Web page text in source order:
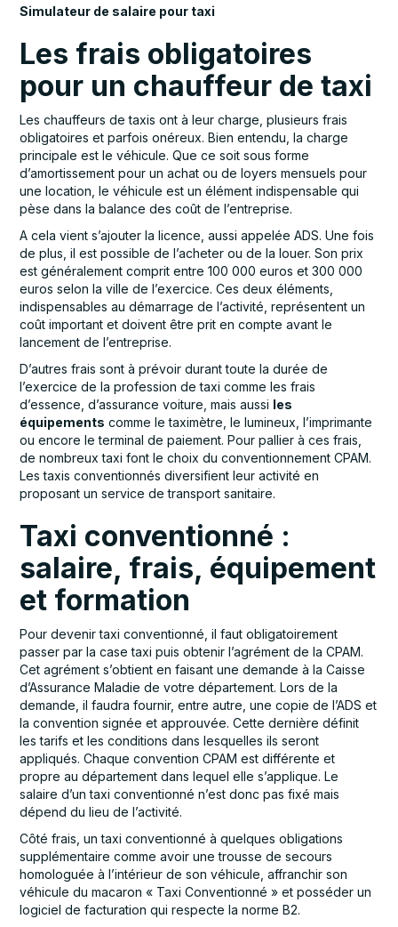
Simulateur de salaire pour taxi
Les frais obligatoires
pour un chauffeur de taxi
Les chauffeurs de taxis ont à leur charge, plusieurs frais
obligatoires et parfois onéreux. Bien entendu, la charge
principale est le véhicule. Que ce soit sous forme
d’amortissement pour un achat ou de loyers mensuels pour
une location, le véhicule est un élément indispensable qui
pèse dans la balance des coût de l’entreprise.
A cela vient s’ajouter la licence, aussi appelée ADS. Une fois
de plus, il est possible de l’acheter ou de la louer. Son prix
est généralement comprit entre 100 000 euros et 300 000
euros selon la ville de l’exercice. Ces deux éléments,
indispensables au démarrage de l’activité, représentent un
coût important et doivent être prit en compte avant le
lancement de l’entreprise.
D’autres frais sont à prévoir durant toute la durée de
l’exercice de la profession de taxi comme les frais
d’essence, d’assurance voiture, mais aussi les
équipements comme le taximètre, le lumineux, l’imprimante
ou encore le terminal de paiement. Pour pallier à ces frais,
de nombreux taxi font le choix du conventionnement CPAM.
Les taxis conventionnés diversifient leur activité en
proposant un service de transport sanitaire.
Taxi conventionné :
salaire, frais, équipement
et formation
Pour devenir taxi conventionné, il faut obligatoirement
passer par la case taxi puis obtenir l’agrément de la CPAM.
Cet agrément s’obtient en faisant une demande à la Caisse
d’Assurance Maladie de votre département. Lors de la
demande, il faudra fournir, entre autre, une copie de l’ADS et
la convention signée et approuvée. Cette dernière définit
les tarifs et les conditions dans lesquelles ils seront
appliqués. Chaque convention CPAM est différente et
propre au département dans lequel elle s’applique. Le
salaire d’un taxi conventionné n’est donc pas fixé mais
dépend du lieu de l’activité.
Côté frais, un taxi conventionné à quelques obligations
supplémentaire comme avoir une trousse de secours
homologuée à l’intérieur de son véhicule, affranchir son
véhicule du macaron « Taxi Conventionné » et posséder un
logiciel de facturation qui respecte la norme B2.